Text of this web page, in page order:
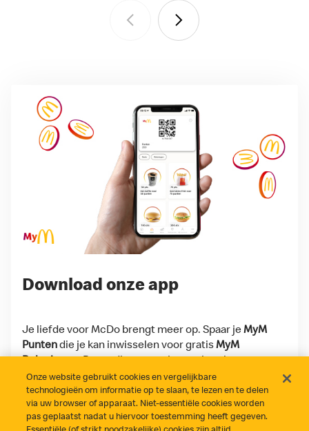
Download onze app
Je liefde voor McDo brengt meer op. Spaar jeMyM
Puntendie je kan inwisselen voor gratisMyM
Beloningen. Bovendien scoor je regelmatig
exclusieveMyM Dealsen toffe extra's, enkel voor
onze app-gebruikers!
Download on the App StoreGet it on Google Play
Onze website gebruikt cookies en vergelijkbare
technologieën om informatie op te slaan, te lezen en te delen
via uw browser of apparaat. Niet-essentiële cookies worden
pas geplaatst nadat u hiervoor toestemming heeft gegeven.